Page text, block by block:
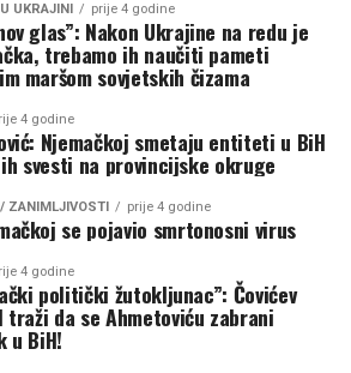
UKRAJINI prije 4 godine
glas”: Nakon Ukrajine na redu je
trebamo ih naučiti pameti
maršom sovjetskih čizama
4 godine
Njemačkoj smetaju entiteti u BiH
svesti na provincijske okruge
ZANIMLJIVOSTI prije 4 godine
se pojavio smrtonosni virus
4 godine
politički žutokljunac”: Čovićev
da se Ahmetoviću zabrani
u BiH!